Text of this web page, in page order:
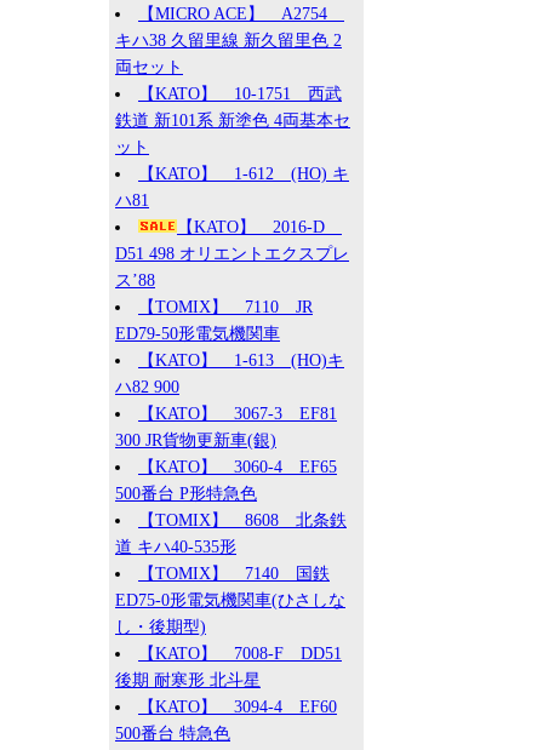
【MICRO ACE】 A2754
キハ38 久留里線 新久留里色 2
両セット
【KATO】 10-1751 西武
鉄道 新101系 新塗色 4両基本セ
ット
【KATO】 1-612 (HO) キ
ハ81
【KATO】 2016-D
D51 498 オリエントエクスプレ
ス’88
【TOMIX】 7110 JR
ED79-50形電気機関車
【KATO】 1-613 (HO)キ
ハ82 900
【KATO】 3067-3 EF81
300 JR貨物更新車(銀)
【KATO】 3060-4 EF65
500番台 P形特急色
【TOMIX】 8608 北条鉄
道 キハ40-535形
【TOMIX】 7140 国鉄
ED75-0形電気機関車(ひさしな
し・後期型)
【KATO】 7008-F DD51
後期 耐寒形 北斗星
【KATO】 3094-4 EF60
500番台 特急色